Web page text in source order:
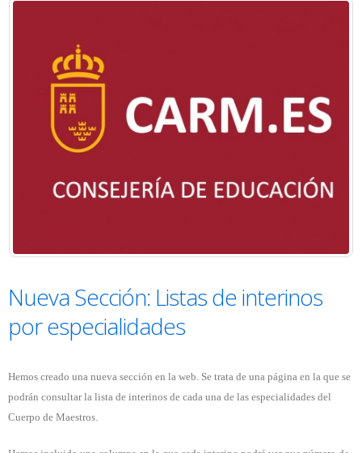
Nueva Sección: Listas de interinos
por especialidades
Hemos creado una nueva sección en la web. Se trata de una página en la que se
podrán consultar la lista de interinos de cada una de las especialidades del
Cuerpo de Maestros.